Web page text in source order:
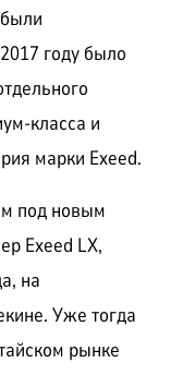
году было
класса и
марки Exeed.
под новым
Exeed LX,
на
Уже тогда
рынке